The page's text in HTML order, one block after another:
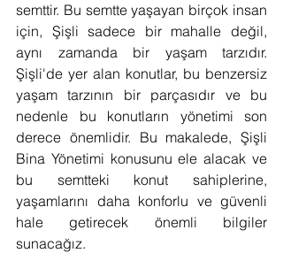
semttir. Bu semtte yaşayan birçok insan
için, Şişli sadece bir mahalle değil,
aynı zamanda bir yaşam tarzıdır.
Şişli'de yer alan konutlar, bu benzersiz
yaşam tarzının bir parçasıdır ve bu
nedenle bu konutların yönetimi son
derece önemlidir. Bu makalede, Şişli
Bina Yönetimi konusunu ele alacak ve
bu semtteki konut sahiplerine,
yaşamlarını daha konforlu ve güvenli
hale getirecek önemli bilgiler
sunacağız.